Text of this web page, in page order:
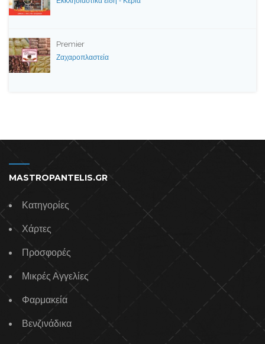
Premier
Ζαχαροπλαστεία
MASTROPANTELIS.GR
Κατηγορίες
Χάρτες
Προσφορές
Μικρές Αγγελίες
Φαρμακεία
Βενζινάδικα